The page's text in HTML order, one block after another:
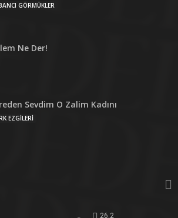
GÖRMÜKLER
Ne Der!
Sevdim O Zalim Kadını
EZGİLERİ
26.2